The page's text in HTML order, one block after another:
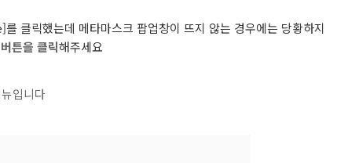
릭했는데 메타마스크 팝업창이 뜨지 않는 경우에는 당황하지
튼을 클릭해주세요
입니다